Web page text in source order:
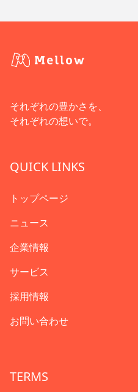
それぞれの豊かさを、
それぞれの想いで。
QUICK LINKS
トップページ
ニュース
企業情報
サービス
採用情報
お問い合わせ
TERMS